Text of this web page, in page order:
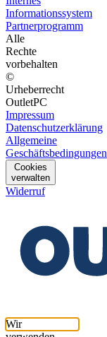
Informationssystem
Partnerprogramm
Alle
Rechte
vorbehalten
©
Urheberrecht
OutletPC
Impressum
Datenschutzerklärung
Allgemeine
Geschäftsbedingungen
Cookies
verwalten
Widerruf
Wir